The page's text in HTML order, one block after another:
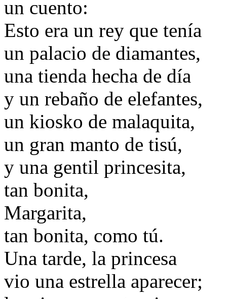
un cuento:
Esto era un rey que tenía
un palacio de diamantes,
una tienda hecha de día
y un rebaño de elefantes,
un kiosko de malaquita,
un gran manto de tisú,
y una gentil princesita,
tan bonita,
Margarita,
tan bonita, como tú.
Una tarde, la princesa
vio una estrella aparecer;